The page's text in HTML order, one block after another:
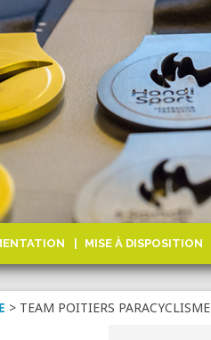
MISE À DISPOSITION
> TEAM POITIERS PARACYCLISME